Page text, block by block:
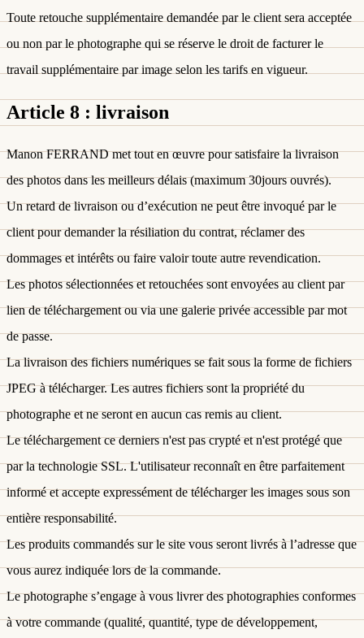
Toute retouche supplémentaire demandée par le client sera acceptée
ou non par le photographe qui se réserve le droit de facturer le
travail supplémentaire par image selon les tarifs en vigueur.
Article 8 : livraison
Manon FERRAND met tout en œuvre pour satisfaire la livraison
des photos dans les meilleurs délais (maximum 30jours ouvrés).
Un retard de livraison ou d’exécution ne peut être invoqué par le
client pour demander la résiliation du contrat, réclamer des
dommages et intérêts ou faire valoir toute autre revendication.
Les photos sélectionnées et retouchées sont envoyées au client par
lien de téléchargement ou via une galerie privée accessible par mot
de passe.
La livraison des fichiers numériques se fait sous la forme de fichiers
JPEG à télécharger. Les autres fichiers sont la propriété du
photographe et ne seront en aucun cas remis au client.
Le téléchargement ce derniers n'est pas crypté et n'est protégé que
par la technologie SSL. L'utilisateur reconnaît en être parfaitement
informé et accepte expressément de télécharger les images sous son
entière responsabilité.
Les produits commandés sur le site vous seront livrés à l’adresse que
vous aurez indiquée lors de la commande.
Le photographe s’engage à vous livrer des photographies conformes
à votre commande (qualité, quantité, type de développement,